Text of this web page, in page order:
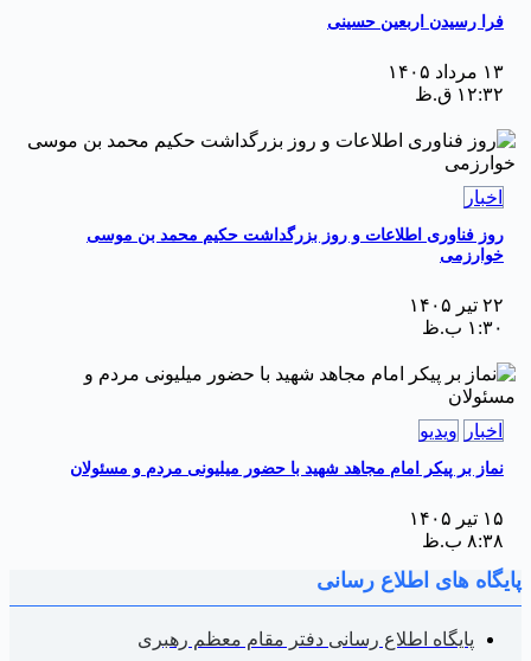
فرا رسیدن اربعین حسینی
۱۳ مرداد ۱۴۰۵
۱۲:۳۲ ق.ظ
اخبار
روز فناوری اطلاعات و روز بزرگداشت حکیم محمد بن موسی
خوارزمی
۲۲ تیر ۱۴۰۵
۱:۳۰ ب.ظ
اخبار ویدیو
نماز بر پیکر امام مجاهد شهید با حضور میلیونی مردم و مسئولان
۱۵ تیر ۱۴۰۵
۸:۳۸ ب.ظ
های اطلاع رسانی
پایگاه اطلاع رسانی دفتر مقام معظم رهبری